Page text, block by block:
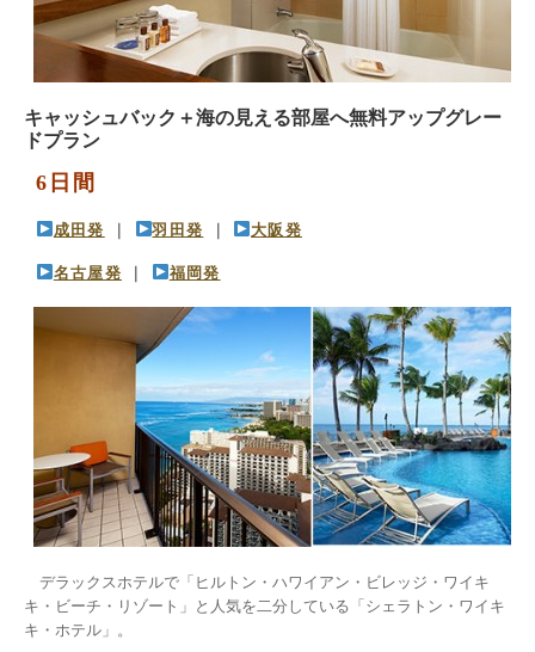
キャッシュバック＋海の見える部屋へ無料アップグレー
ドプラン
6日間
成田発 羽田発 大阪発
名古屋発 福岡発
デラックスホテルで「ヒルトン・ハワイアン・ビレッジ・ワイキ
キ・ビーチ・リゾート」と人気を二分している「シェラトン・ワイキ
キ・ホテル」。